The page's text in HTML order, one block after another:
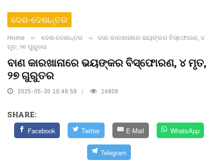
ଦେଶ-ଦେଶାନ୍ତର
Home ›› ଦେଶ-ଦେଶାନ୍ତର ››
ବାଣ କାରଖାନାରେ ଭୟଙ୍କର ବିସ୍ଫୋରଣ, ୪
ମୃତ, ୨୭ ଗୁରୁତର
ବାଣ କାରଖାନାରେ ଭୟଙ୍କର ବିସ୍ଫୋରଣ, ୪ ମୃତ,
୨୭ ଗୁରୁତର
2025-05-30 10:46:59 14806
SHARE:
Facebook Twitter E-Mail WhatsApp
Telegram